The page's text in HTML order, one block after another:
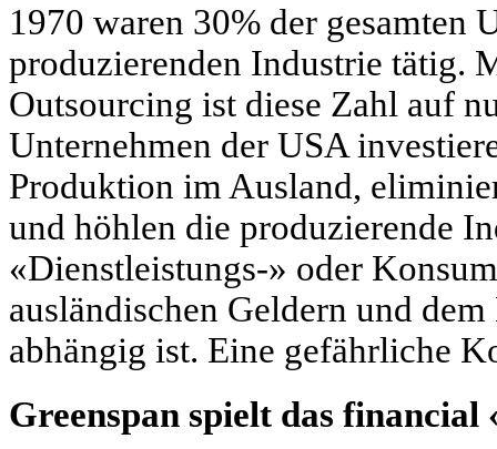
1970 waren 30% der gesamten
produzierenden Industrie tätig.
Outsourcing ist diese Zahl auf
Unternehmen der USA
Produktion im Ausland,
und höhlen die produzierende
«Dienstleistungs-» oder
ausländischen Geldern und
abhängig ist. Eine gefährliche
Greenspan spielt das financial